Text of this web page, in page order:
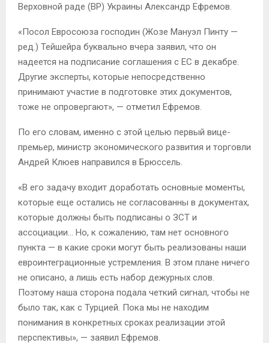
Верховной раде (ВР) Украины Александр Ефремов.
«Посол Евросоюза господин (Жозе Мануэл Пинту —
ред.) Тейшейра буквально вчера заявил, что он
надеется на подписание соглашения с ЕС в декабре.
Другие эксперты, которые непосредственно
принимают участие в подготовке этих документов,
тоже не опровергают», — отметил Ефремов.
По его словам, именно с этой целью первый вице-
премьер, министр экономического развития и торговли
Андрей Клюев направился в Брюссель.
«В его задачу входит доработать основные моменты,
которые еще остались не согласованны в документах,
которые должны быть подписаны о ЗСТ и
ассоциации… Но, к сожалению, там нет основного
пункта — в какие сроки могут быть реализованы наши
евроинтеграционные устремления. В этом плане ничего
не описано, а лишь есть набор дежурных слов.
Поэтому наша сторона подала четкий сигнал, чтобы не
было так, как с Турцией. Пока мы не находим
понимания в конкретных сроках реализации этой
перспективы», — заявил Ефремов.